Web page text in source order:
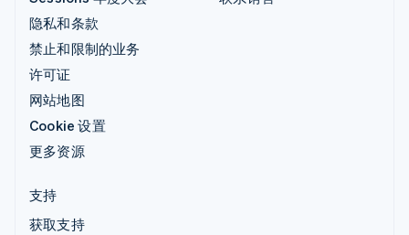
隐私和条款
禁止和限制的业务
许可证
网站地图
Cookie 设置
更多资源
支持
获取支持